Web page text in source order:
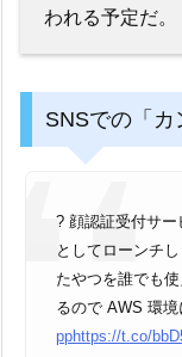
われる予定だ。
SNSでの「
? 顔認証受付サ
としてローンチ
たやつを誰でも
るので AWS 環境
pphttps://t.co/